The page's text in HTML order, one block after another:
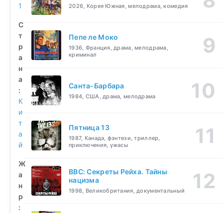
1
С
т
р
а
н
а
:
К
и
т
а
й
Ж
а
н
р
:
2026, Корея Южная, мелодрама, комедия
Пепе ле Моко
1936, Франция, драма, мелодрама,
криминал
Санта-Барбара
1984, США, драма, мелодрама
Пятница 13
1987, Канада, фэнтези, триллер,
приключения, ужасы
BBC: Секреты Рейха. Тайны
нацизма
1998, Великобритания, документальный